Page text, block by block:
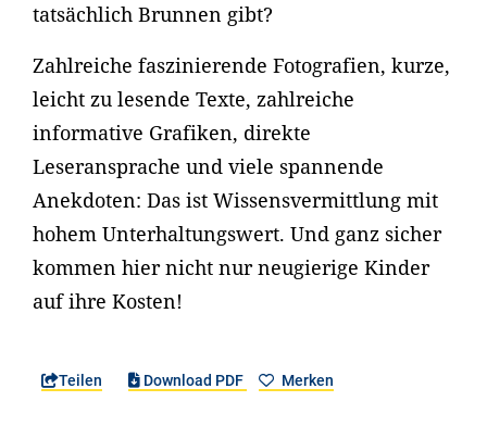
tatsächlich Brunnen gibt?
Zahlreiche faszinierende Fotografien, kurze,
leicht zu lesende Texte, zahlreiche
informative Grafiken, direkte
Leseransprache und viele spannende
Anekdoten: Das ist Wissensvermittlung mit
hohem Unterhaltungswert. Und ganz sicher
kommen hier nicht nur neugierige Kinder
auf ihre Kosten!
Teilen Download PDF Merken